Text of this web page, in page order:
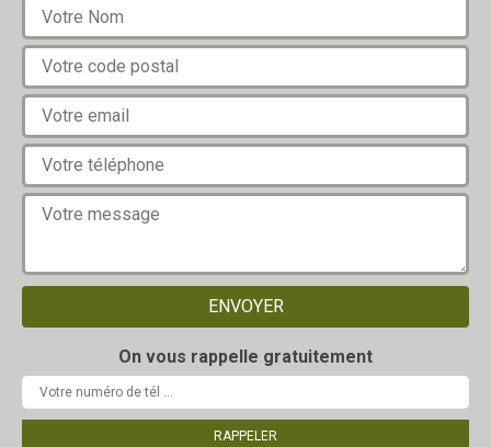
On vous rappelle gratuitement